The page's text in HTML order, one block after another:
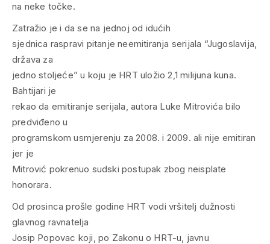
na neke točke.
Zatražio je i da se na jednoj od idućih
sjednica raspravi pitanje neemitiranja serijala “Jugoslavija,
država za
jedno stoljeće” u koju je HRT uložio 2,1 milijuna kuna.
Bahtijari je
rekao da emitiranje serijala, autora Luke Mitrovića bilo
predviđeno u
programskom usmjerenju za 2008. i 2009. ali nije emitiran
jer je
Mitrović pokrenuo sudski postupak zbog neisplate
honorara.
Od prosinca prošle godine HRT vodi vršitelj dužnosti
glavnog ravnatelja
Josip Popovac koji, po Zakonu o HRT-u, javnu